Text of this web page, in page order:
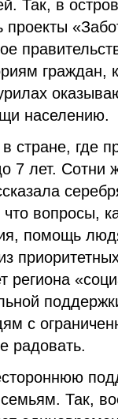
Так, в
граждан,
населению.
стране, где
7 лет. Сотни
вопросы,
помощь
региона
с
радовать.
Так,